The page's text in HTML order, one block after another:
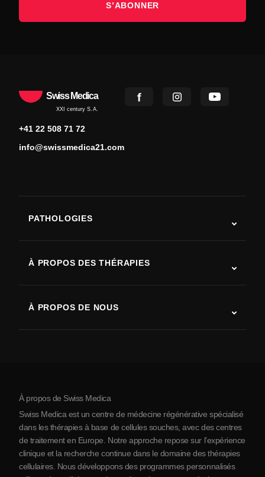
S’ABONNER
Swiss Medica
XXI century S.A.
+41 22 508 71 72
info@swissmedica21.com
PATHOLOGIES
Maladie de Parkinson
Arthrite
À PROPOS DES THÉRAPIES
À PROPOS DE NOUS
À propos de la Serbie
Partenariats
Contact
À propos de Swiss Medica
Swiss Medica est un centre de médecine régénérative spécialisé
dans les thérapies à base de cellules souches, avec des centres
de traitement en Europe. Notre approche repose sur l’expérience
clinique et la recherche continue dans le domaine des thérapies
cellulaires. Nous développons des programmes personnalisés